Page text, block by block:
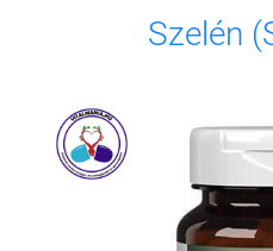
Szelén